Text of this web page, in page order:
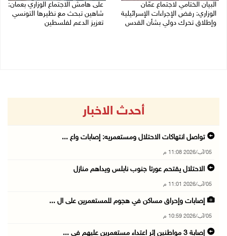
البيان الختامي لاجتماع عمّان
الوزاري: رفض الإجراءات الإسرائيلية
وإطلاق تحرك دولي بشأن القدس
على هامش الاجتماع الوزاري بعمان:
شاهين تبحث مع نظيرها التونسي
تعزيز الدعم لفلسطين
أحدث الاخبار
تواصل انتهاكات الاحتلال ومستعمريه: إصابات واع ...
05/آب/2026 11:08 م
الاحتلال يقتحم عورتا جنوب نابلس ويداهم منازل
05/آب/2026 11:01 م
إصابات وإحراق مساكن في هجوم للمستعمرين على ال ...
05/آب/2026 10:59 م
إصابة 3 مواطنين إثر اعتداء مستعمرين عليهم في ...